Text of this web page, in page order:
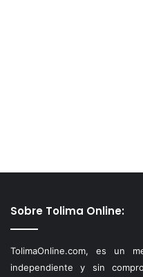
Sobre Tolima Online:
TolimaOnline.com, es un
independiente y sin